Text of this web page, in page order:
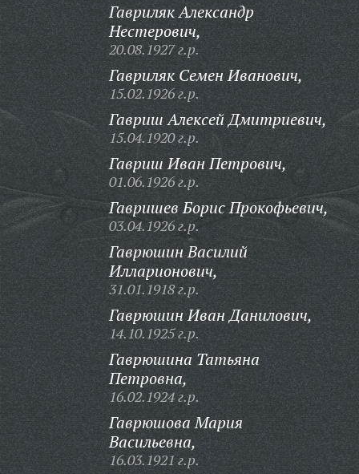
Гавриляк Александр
Нестерович,
20.08.1927 г.р.
Гавриляк Семен Иванович,
15.02.1926 г.р.
Гавриш Алексей Дмитриевич,
15.04.1920 г.р.
Гавриш Иван Петрович,
01.06.1926 г.р.
Гавришев Борис Прокофьевич,
03.04.1926 г.р.
Гаврюшин Василий
Илларионович,
31.01.1918 г.р.
Гаврюшин Иван Данилович,
14.10.1925 г.р.
Гаврюшина Татьяна
Петровна,
16.02.1924 г.р.
Гаврюшова Мария
Васильевна,
16.03.1921 г.р.